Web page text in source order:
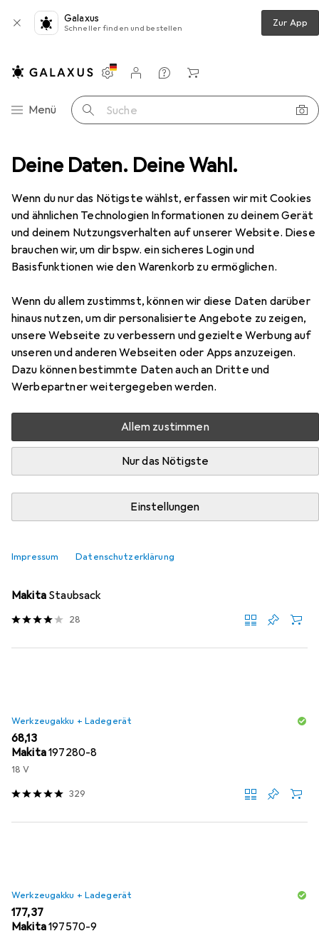
Deine Daten. Deine Wahl.
Wenn du nur das Nötigste wählst, erfassen wir mit Cookies
und ähnlichen Technologien Informationen zu deinem Gerät
und deinem Nutzungsverhalten auf unserer Website. Diese
brauchen wir, um dir bspw. ein sicheres Login und
Basisfunktionen wie den Warenkorb zu ermöglichen.
Wenn du allem zustimmst, können wir diese Daten darüber
hinaus nutzen, um dir personalisierte Angebote zu zeigen,
unsere Webseite zu verbessern und gezielte Werbung auf
unseren und anderen Webseiten oder Apps anzuzeigen.
Dazu können bestimmte Daten auch an Dritte und
Werbepartner weitergegeben werden.
Allem zustimmen
Nur das Nötigste
Einstellungen
Impressum Datenschutzerklärung
Galaxus
Schneller finden und bestellen Zur App
Navigation nach Kategorien
Menü Suche
Einstellungen
Kundenkonto
Vergleichslisten
Merklisten
Warenkorb
Laubsauger + Laubbläser Makita DUB185Z
Makita DUB185Z
Akkubetrieb, Laubbläser
Zubehör für Makita DUB185Z
Hier findest du passendes Zubehör zum Produkt Makita
DUB185Z aus den Kategorien Zubehör Maschine,
Werkzeugakku + Ladegerät und Zubehör
Gartenmaschinen.
Beliebt Zubehör Maschine Makita Werkzeugakku +
Produktliste
Zubehör Maschine
Makita Staubsack
28
Werkzeugakku + Ladegerät
EUR
68,13
Makita197280-8
18 V
329
Werkzeugakku + Ladegerät
EUR
177,37
Makita197570-9